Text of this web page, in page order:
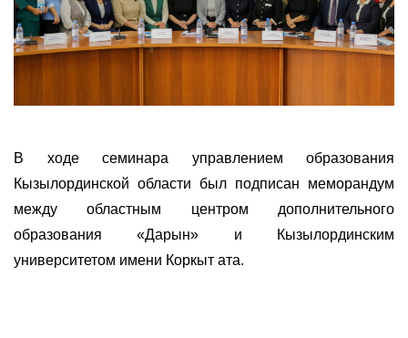
В ходе семинара управлением образования
Кызылординской области был подписан меморандум
между областным центром дополнительного
образования «Дарын» и Кызылординским
университетом имени Коркыт ата.